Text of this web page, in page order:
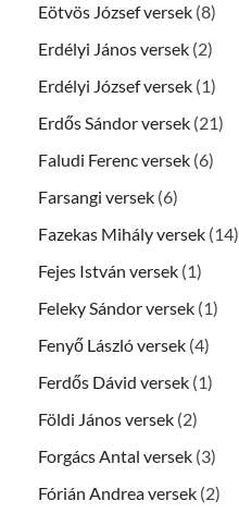
Eötvös József versek (8)
Erdélyi János versek (2)
Erdélyi József versek (1)
Erdős Sándor versek (21)
Faludi Ferenc versek (6)
Farsangi versek (6)
Fazekas Mihály versek (14)
Fejes István versek (1)
Feleky Sándor versek (1)
Fenyő László versek (4)
Ferdős Dávid versek (1)
Földi János versek (2)
Forgács Antal versek (3)
Fórián Andrea versek (2)